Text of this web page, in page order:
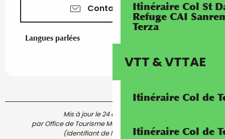
Itinéraire Col St
Refuge CAI
Terza
VTT & VTTAE
Itinéraire Col de
Itinéraire Col de
Contactez-nous
Langues parlées
Langues parlées
Mis à jour le 24 avril 2026 à 12:16
par Office de Tourisme Menton, Riviera & Merveilles
(Identifiant de l'offre :
7324893)